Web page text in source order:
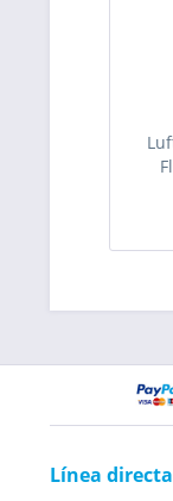
Línea